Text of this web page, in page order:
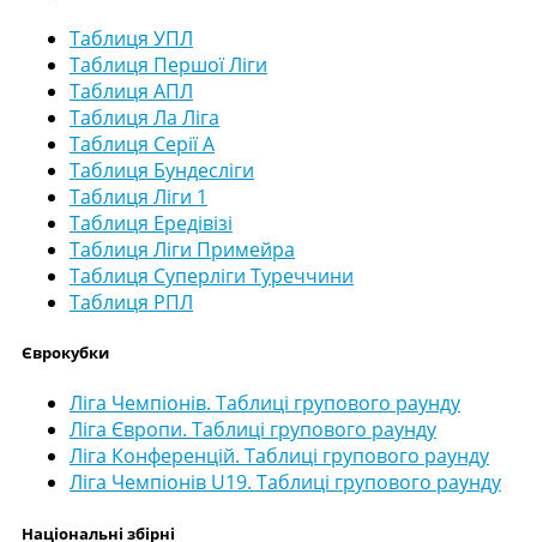
Таблиця УПЛ
Таблиця Першої Ліги
Таблиця АПЛ
Таблиця Ла Ліга
Таблиця Серії А
Таблиця Бундесліги
Таблиця Ліги 1
Таблиця Ередівізі
Таблиця Ліги Примейра
Таблиця Суперліги Туреччини
Таблиця РПЛ
Єврокубки
Ліга Чемпіонів. Таблиці групового раунду
Ліга Європи. Таблиці групового раунду
Ліга Конференцій. Таблиці групового раунду
Ліга Чемпіонів U19. Таблиці групового раунду
Національні збірні